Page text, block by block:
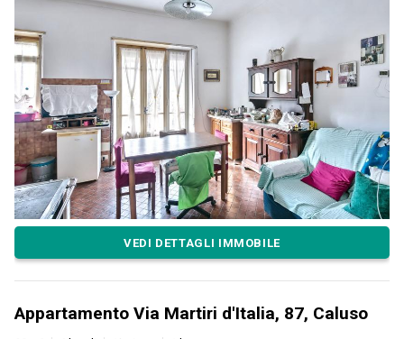
VEDI DETTAGLI IMMOBILE
Appartamento Via Martiri d'Italia, 87, Caluso